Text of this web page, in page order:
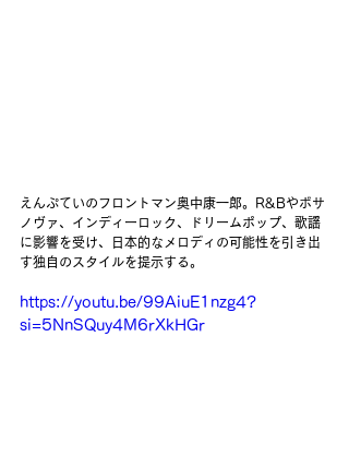
えんぷていのフロントマン奥中康一郎。R&Bやボサ
ノヴァ、インディーロック、ドリームポップ、歌謡
に影響を受け、日本的なメロディの可能性を引き出
す独自のスタイルを提示する。
https://youtu.be/99AiuE1nzg4?
si=5NnSQuy4M6rXkHGr